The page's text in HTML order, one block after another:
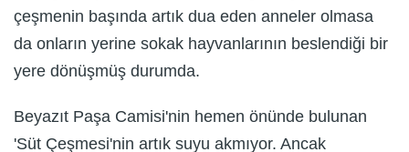
çeşmenin başında artık dua eden anneler olmasa
da onların yerine sokak hayvanlarının beslendiği bir
yere dönüşmüş durumda.
Beyazıt Paşa Camisi'nin hemen önünde bulunan
'Süt Çeşmesi'nin artık suyu akmıyor. Ancak